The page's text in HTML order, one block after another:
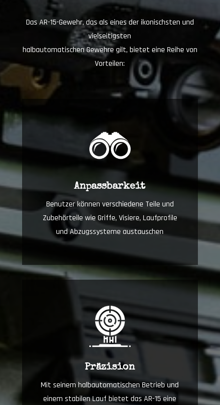
Das AR-15-Gewehr, das als eines der ikonischsten und
vielseitigsten
halbautomatischen Gewehre gilt, bietet eine Reihe von
Vorteilen:
Anpassbarkeit
Benutzer können verschiedene Teile und
Zubehörteile wie Griffe, Visiere, Laufprofile
und Abzugssysteme austauschen
Präzision
Mit seinem halbautomatischen Betrieb und
einem stabilen Lauf bietet das AR-15 eine